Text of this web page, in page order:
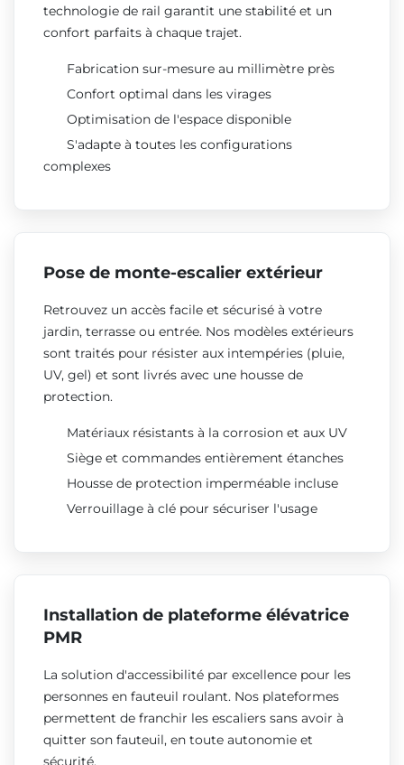
technologie de rail garantit une stabilité et un
confort parfaits à chaque trajet.
Fabrication sur-mesure au millimètre près
Confort optimal dans les virages
Optimisation de l'espace disponible
S'adapte à toutes les configurations
complexes
Pose de monte-escalier extérieur
Retrouvez un accès facile et sécurisé à votre
jardin, terrasse ou entrée. Nos modèles extérieurs
sont traités pour résister aux intempéries (pluie,
UV, gel) et sont livrés avec une housse de
protection.
Matériaux résistants à la corrosion et aux UV
Siège et commandes entièrement étanches
Housse de protection imperméable incluse
Verrouillage à clé pour sécuriser l'usage
Installation de plateforme élévatrice
PMR
La solution d'accessibilité par excellence pour les
personnes en fauteuil roulant. Nos plateformes
permettent de franchir les escaliers sans avoir à
quitter son fauteuil, en toute autonomie et
sécurité.